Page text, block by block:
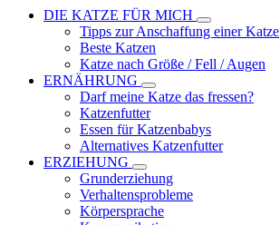
DIE KATZE FÜR MICH
Tipps zur Anschaffung einer Katze
Beste Katzen
Katze nach Größe / Fell / Augen
ERNÄHRUNG
Darf meine Katze das fressen?
Katzenfutter
Essen für Katzenbabys
Alternatives Katzenfutter
ERZIEHUNG
Grunderziehung
Verhaltensprobleme
Körpersprache